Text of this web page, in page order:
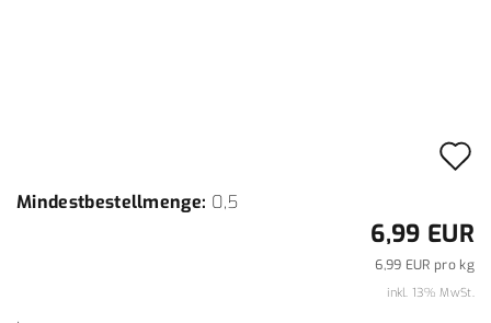
Mindestbestellmenge: 0,5
6,99 EUR
6,99 EUR pro kg
inkl. 13% MwSt.